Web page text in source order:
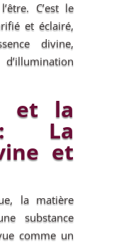
C’est le
et éclairé,
divine,
et la
: La
et
la matière
substance
comme un